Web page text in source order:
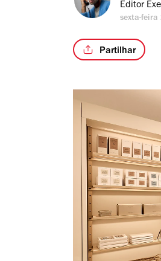
Editor
sexta-
Partilhar